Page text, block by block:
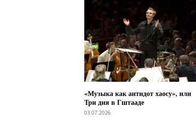
«Музыка как антидот хаосу», или
Три дня в Гштааде
03.07.2026